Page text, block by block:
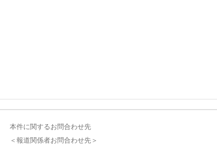
本件に関するお問合わせ先
＜報道関係者お問合わせ先＞